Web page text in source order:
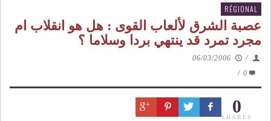
RÉGIONAL
عصبة الشرق لألعاب القوى : هل هو انقلاب ام
مجرد تمرد قد ينتهي بردا وسلاما ؟
/
06/03/2006
0
/
0
SHARES